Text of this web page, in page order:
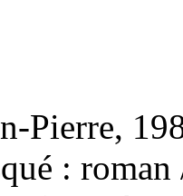
Pierre,
: roman